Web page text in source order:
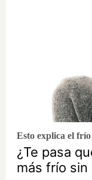
Esto explica el frío
¿Te pasa
más frío sin